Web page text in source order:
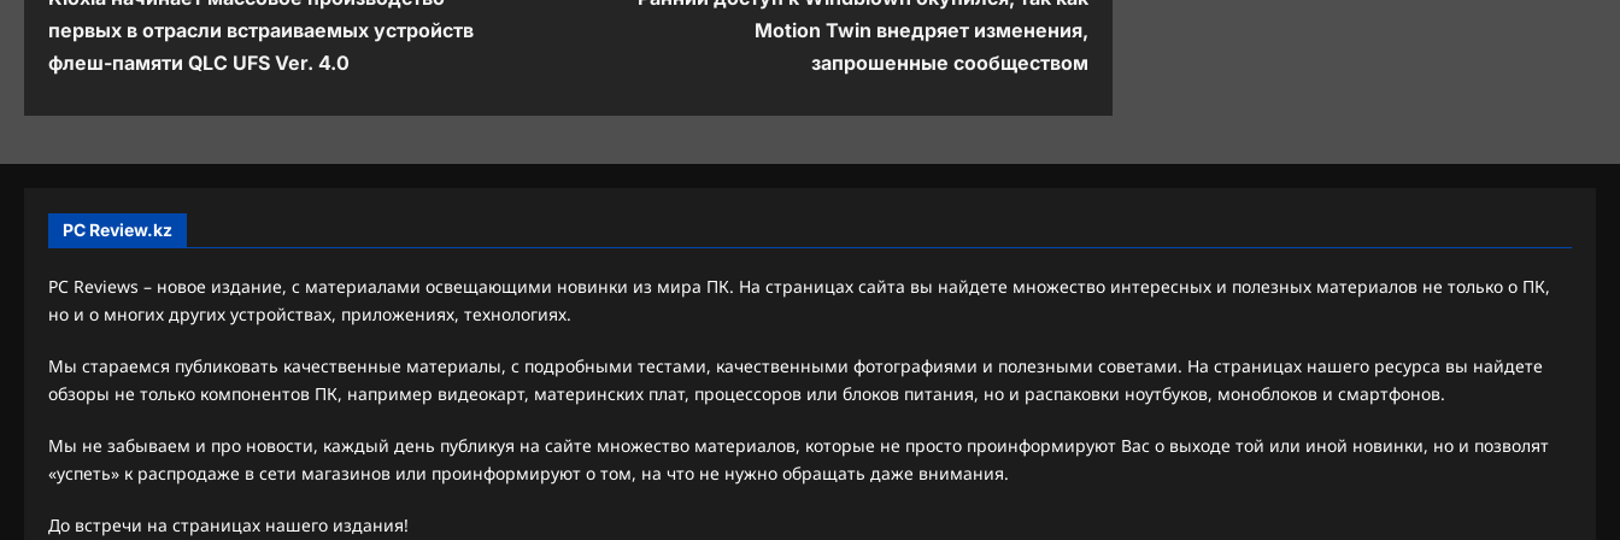
а
в
ц
и
я
з
а
п
и
первых в отрасли встраиваемых устройств
флеш-памяти QLC UFS Ver. 4.0
Motion Twin внедряет изменения,
запрошенные сообществом
PC Review.kz
PC Reviews – новое издание, с материалами освещающими новинки из мира ПК. На страницах сайта вы найдете множество интересных и полезных материалов не только о ПК,
но и о многих других устройствах, приложениях, технологиях.
Мы стараемся публиковать качественные материалы, с подробными тестами, качественными фотографиями и полезными советами. На страницах нашего ресурса вы найдете
обзоры не только компонентов ПК, например видеокарт, материнских плат, процессоров или блоков питания, но и распаковки ноутбуков, моноблоков и смартфонов.
Мы не забываем и про новости, каждый день публикуя на сайте множество материалов, которые не просто проинформируют Вас о выходе той или иной новинки, но и позволят
«успеть» к распродаже в сети магазинов или проинформируют о том, на что не нужно обращать даже внимания.
До встречи на страницах нашего издания!